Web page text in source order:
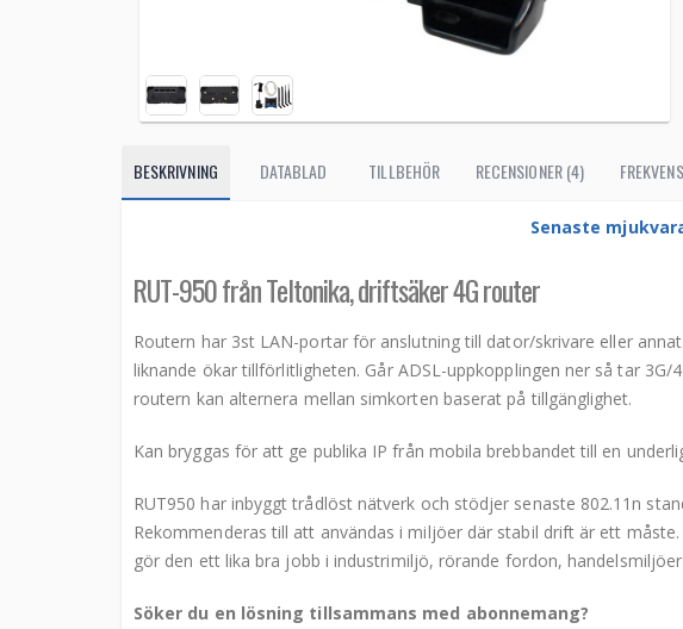
BESKRIVNING DATABLAD TILLBEHÖR RECENSIONER (4)
Senaste
RUT-950 från Teltonika, driftsäker 4G router
Routern har 3st LAN-portar för anslutning till dator/skrivare eller
liknande ökar tillförlitligheten. Går ADSL-uppkopplingen ner så tar
routern kan alternera mellan simkorten baserat på tillgänglighet.
Kan bryggas för att ge publika IP från mobila brebbandet till en
RUT950 har inbyggt trådlöst nätverk och stödjer senaste 802.11n
Rekommenderas till att användas i miljöer där stabil drift är ett
gör den ett lika bra jobb i industrimiljö, rörande fordon,
Söker du en lösning tillsammans med abonnemang?